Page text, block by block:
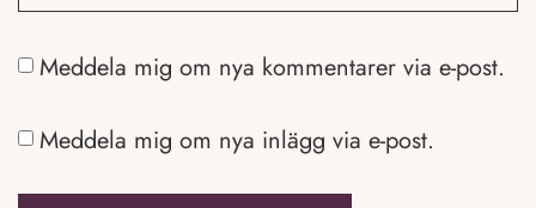
Meddela mig om nya kommentarer via e-post.
Meddela mig om nya inlägg via e-post.